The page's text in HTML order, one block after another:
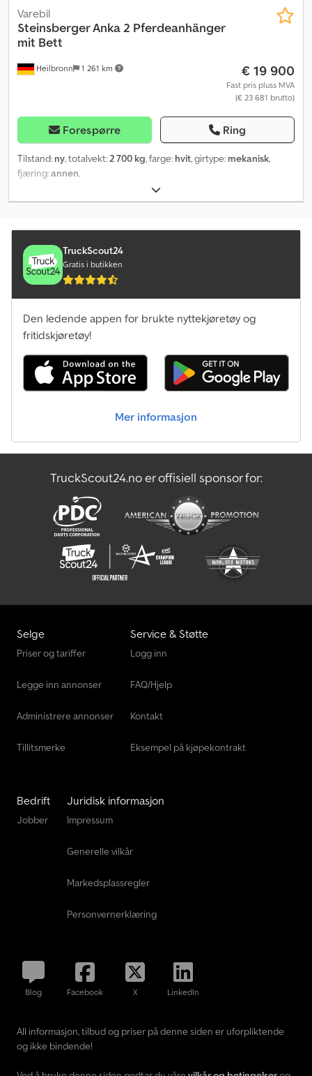
Heilbronn 1 261 km
Varebil
Steinsberger Anka 2 Pferdeanhänger
mit Bett
€ 19 900
Fast pris pluss MVA
(€ 23 681 brutto)
Forespørre Ring
Tilstand: ny, totalvekt:2 700 kg, farge: hvit, girtype: mekanisk,
fjæring:annen,
TruckScout24
Gratis i butikken
Den ledende appen for brukte nyttekjøretøy og
fritidskjøretøy!
Mer informasjon
TruckScout24.no er offisiell sponsor for:
Selge
Priser og tariffer
Legge inn annonser
Administrere annonser
Tillitsmerke
Service & Støtte
Logg inn
FAQ/Hjelp
Kontakt
Eksempel på kjøpekontrakt
Bedrift
Jobber
Juridisk informasjon
Impressum
Generelle vilkår
Markedsplassregler
Personvernerklæring
Blog Facebook X LinkedIn
All informasjon, tilbud og priser på denne siden er uforpliktende
og ikke bindende!